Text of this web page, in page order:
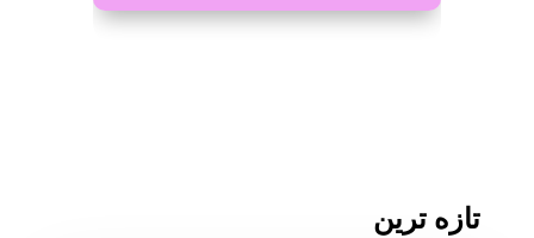
تازه ترین